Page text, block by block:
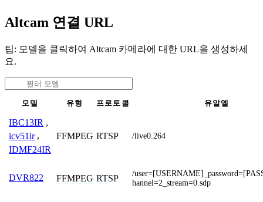
Altcam 연결 URL
팁: 모델을 클릭하여 Altcam 카메라에 대한 URL을 생성하세
요.
모델 유형 프로토콜 유알엘
IBC13IR ,
icv51ir ,
IDMF24IR
FFMPEG RTSP /live0.264
DVR822 FFMPEG RTSP
/
hannel=2_stream=0.sdp